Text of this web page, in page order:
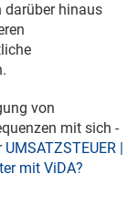
darüber hinaus
von
mit sich -
UMSATZSTEUER |
mit ViDA?